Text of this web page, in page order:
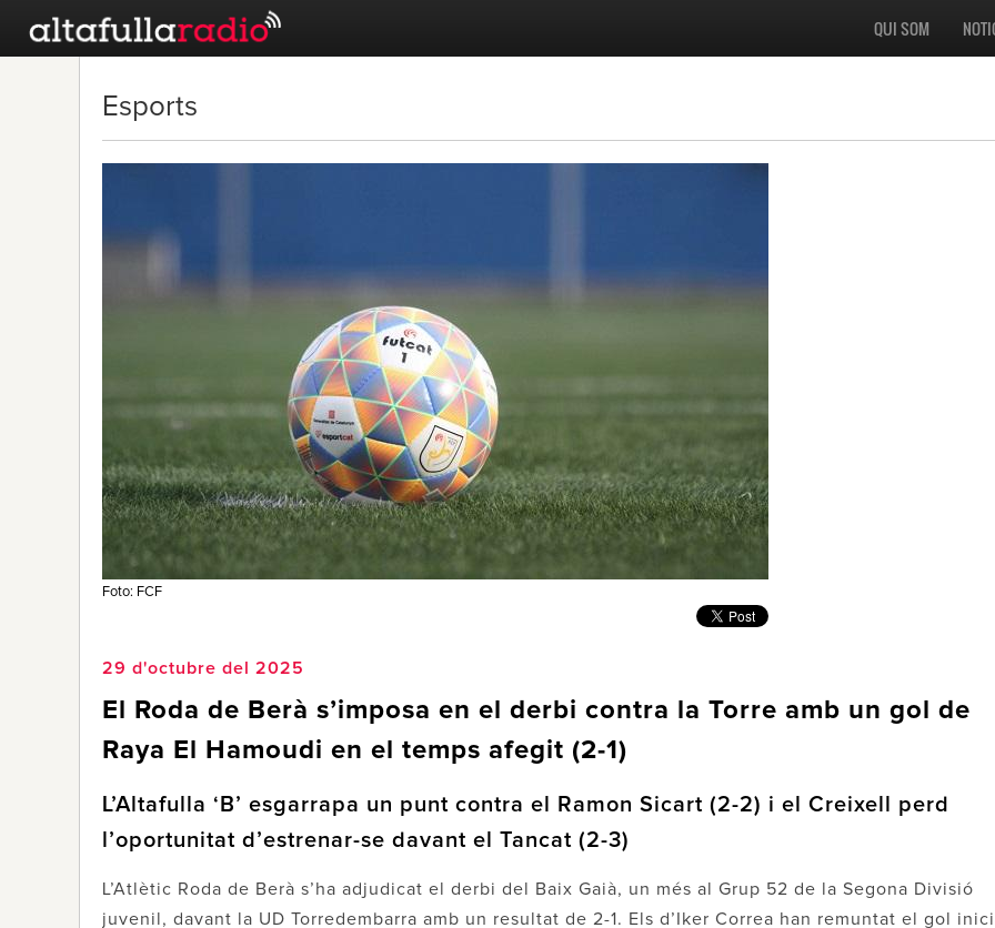
QUI SOM
Esports
Foto: FCF
29 d'octubre del 2025
El Roda de Berà s’imposa en el derbi contra la Torre amb un gol de
Raya El Hamoudi en el temps afegit (2-1)
L’Altafulla ‘B’ esgarrapa un punt contra el Ramon Sicart (2-2) i el Creixell perd
l’oportunitat d’estrenar-se davant el Tancat (2-3)
L’Atlètic Roda de Berà s’ha adjudicat el derbi del Baix Gaià, un més al Grup 52 de la Segona Divisió
juvenil, davant la UD Torredembarra amb un resultat de 2-1. Els d’Iker Correa han remuntat el gol